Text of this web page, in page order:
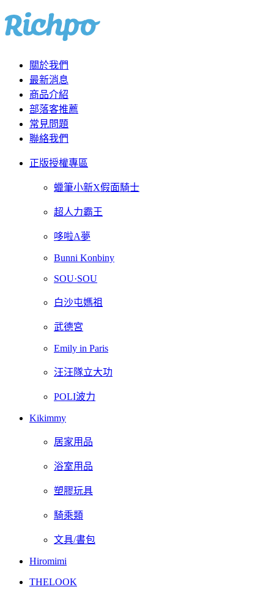
關於我們
最新消息
商品介紹
部落客推薦
常見問題
聯絡我們
正版授權專區
蠟筆小新X假面騎士
超人力霸王
哆啦A夢
Bunni Konbiny
SOU·SOU
白沙屯媽祖
武德宮
Emily in Paris
汪汪隊立大功
POLI波力
Kikimmy
居家用品
浴室用品
塑膠玩具
騎乘類
文具/書包
Hiromimi
THELOOK